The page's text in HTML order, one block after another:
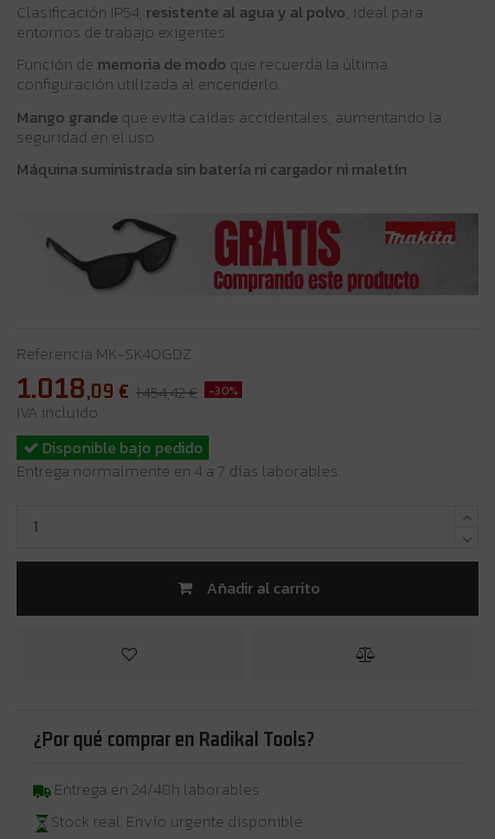
Clasificación IP54, resistente al agua y al polvo, ideal para
entornos de trabajo exigentes.
Función de memoria de modo que recuerda la última
configuración utilizada al encenderlo.
Mango grande que evita caídas accidentales, aumentando la
seguridad en el uso.
Máquina suministrada sin batería ni cargador ni maletín
Referencia MK-SK40GDZ
1.018,09 € 1.454,42 € -30%
IVA incluido
Disponible bajo pedido
Entrega normalmente en 4 a 7 días laborables.
Añadir al carrito
¿Por qué comprar en Radikal Tools?
Entrega en 24/48h laborables
Stock real. Envío urgente disponible